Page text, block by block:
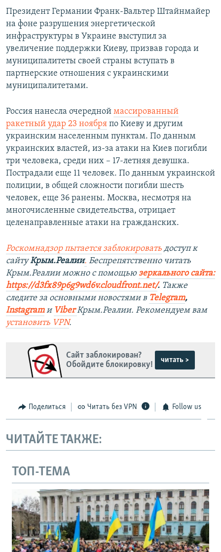
Президент Германии Франк-Вальтер Штайнмайер
на фоне разрушения энергетической
инфраструктуры в Украине выступил за
увеличение поддержки Киеву, призвав города и
муниципалитеты своей страны вступать в
партнерские отношения с украинскими
муниципалитетами.
Россия нанесла очередной массированный
ракетный удар 23 ноября по Киеву и другим
украинским населенным пунктам. По данным
украинских властей, из-за атаки на Киев погибли
три человека, среди них – 17-летняя девушка.
Пострадали еще 11 человек. По данным украинской
полиции, в общей сложности погибли шесть
человек, еще 36 ранены. Москва, несмотря на
многочисленные свидетельства, отрицает
целенаправленные атаки на гражданских.
Роскомнадзор пытается заблокировать доступ к
сайтуКрым.Реалии. Беспрепятственно читать
Крым.Реалии можно с помощью зеркального сайта:
https://d3fx89p6g9wd6v.cloudfront.net/. ​ Также
следите за основными новостями в Telegram,
Instagram и ViberКрым.Реалии. Рекомендуем вам
установить VPN.
Сайт заблокирован?
Обойдите блокировку!
читать >
Поделиться Читать без VPN Follow us
ЧИТАЙТЕ ТАКЖЕ:
ТОП-ТЕМА